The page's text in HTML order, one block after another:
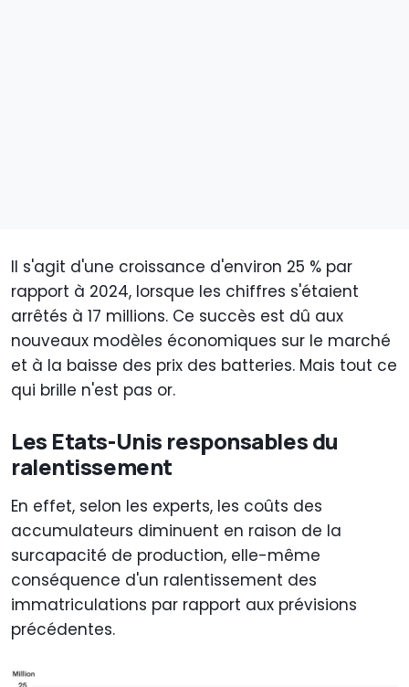
Il s'agit d'une croissance d'environ 25 % par
rapport à 2024, lorsque les chiffres s'étaient
arrêtés à 17 millions. Ce succès est dû aux
nouveaux modèles économiques sur le marché
et à la baisse des prix des batteries. Mais tout ce
qui brille n'est pas or.
Les Etats-Unis responsables du
ralentissement
En effet, selon les experts, les coûts des
accumulateurs diminuent en raison de la
surcapacité de production, elle-même
conséquence d'un ralentissement des
immatriculations par rapport aux prévisions
précédentes.